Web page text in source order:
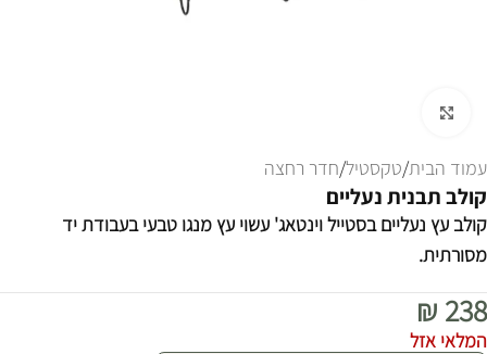
עמוד הבית/טקסטיל/חדר רחצה
קולב תבנית נעליים
קולב עץ נעליים בסטייל וינטאג' עשוי עץ מנגו טבעי בעבודת יד
מסורתית.
₪ 238
המלאי אזל